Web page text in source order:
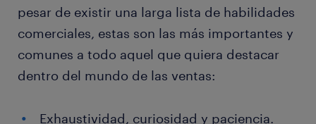
pesar de existir una larga lista de habilidades
comerciales, estas son las más importantes y
comunes a todo aquel que quiera destacar
dentro del mundo de las ventas:
Exhaustividad, curiosidad y paciencia.